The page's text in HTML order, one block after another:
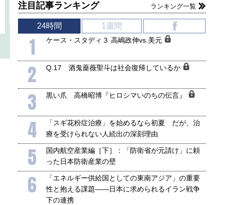
千々和泰明
2026年5月15日
小山堅
2026年5月14日
注目記事ランキング ランキング一覧
24時間 1週間
1 ケース・スタディ３ 高嶋政伸vs.美元
2 Q.17 酒鬼薔薇聖斗は社会復帰しているか
3 黒い爪 高橋昭博『ヒロシマいのちの伝言』
4
「スギ花粉症治療」を始めるなら初夏 だが、治
療を受けられない人続出の深刻理由
5
国内航空産業編［下］：「防衛省が元請け」に頼
った日本防衛産業の壁
6
「エネルギー供給国としての東南アジア」の重要
性と抱える課題――日本に求められるイラン戦争
下の連携